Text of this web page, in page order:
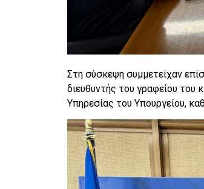
Στη σύσκεψη συμμετείχαν
διευθυντής του γραφείου του
Υπηρεσίας του Υπουργείου,